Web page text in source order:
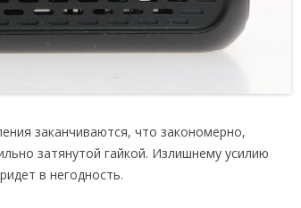
заканчиваются, что закономерно,
затянутой гайкой. Излишнему усилию
в негодность.